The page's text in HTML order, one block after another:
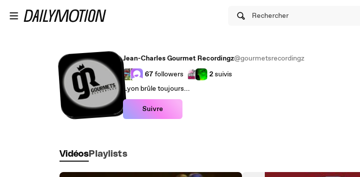
Rechercher
Jean-Charles Gourmet Recordingz@gourmetsrecordingz
67followers 2suivis
Lyon brûle toujours...
Suivre
Vidéos Playlists